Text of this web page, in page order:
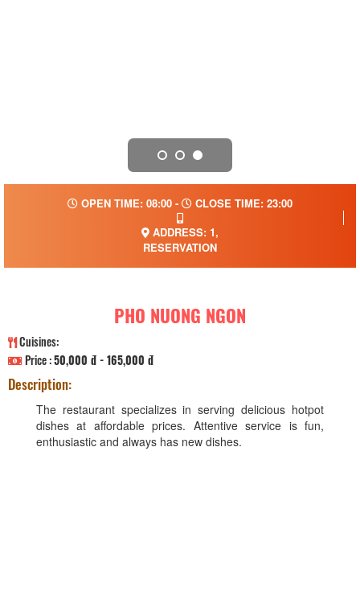
OPEN TIME: 08:00 -
CLOSE TIME: 23:00
ADDRESS: 1,
RESERVATION
PHO NUONG NGON
Cuisines:
Price :50,000 đ - 165,000 đ
Description:
The restaurant specializes in serving delicious hotpot
dishes at affordable prices. Attentive service is fun,
enthusiastic and always has new dishes.